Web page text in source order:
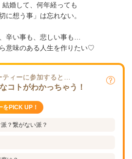
結婚して、何年経っても
に想う事」は忘れない。
辛い事も、悲しい事も…
意味のある人生を作りたい♡
ティーに参加すると…
コトがわかっちゃう！
PICK UP！
？繋がない派？